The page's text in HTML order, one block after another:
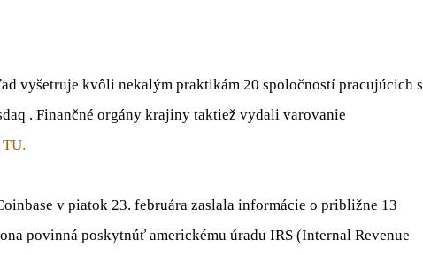
vyšetruje kvôli nekalým praktikám 20 spoločností pracujúcich s
. Finančné orgány krajiny taktiež vydali varovanie
v piatok 23. februára zaslala informácie o približne 13
povinná poskytnúť americkému úradu IRS (Internal Revenue